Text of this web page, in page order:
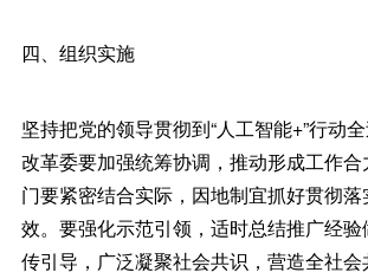
四、组织实施
坚持把党的领导贯彻到“人工智能+”行动
改革委要加强统筹协调，推动形成工作
门要紧密结合实际，因地制宜抓好贯彻
效。要强化示范引领，适时总结推广经
传引导，广泛凝聚社会共识，营造全社